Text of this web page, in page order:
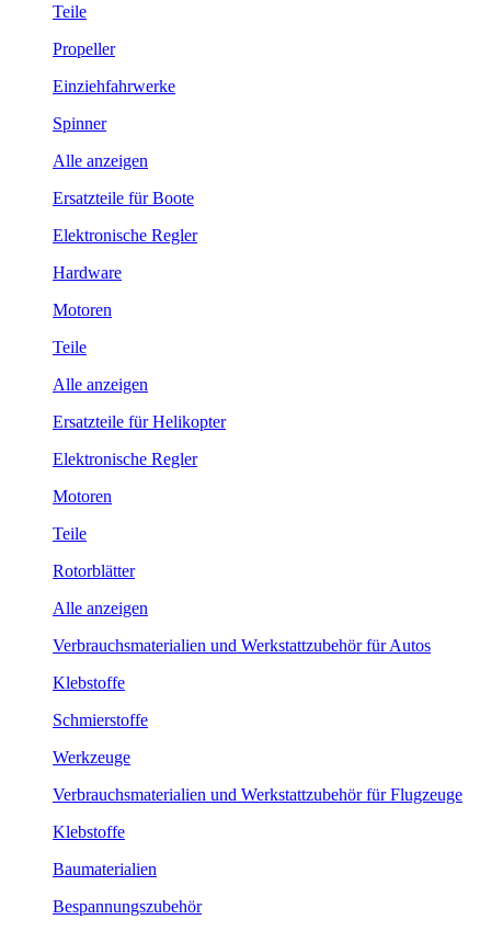
Teile
Propeller
Einziehfahrwerke
Spinner
Alle anzeigen
Ersatzteile für Boote
Elektronische Regler
Hardware
Motoren
Teile
Alle anzeigen
Ersatzteile für Helikopter
Elektronische Regler
Motoren
Teile
Rotorblätter
Alle anzeigen
Verbrauchsmaterialien und Werkstattzubehör für Autos
Klebstoffe
Schmierstoffe
Werkzeuge
Verbrauchsmaterialien und Werkstattzubehör für Flugzeuge
Klebstoffe
Baumaterialien
Bespannungszubehör